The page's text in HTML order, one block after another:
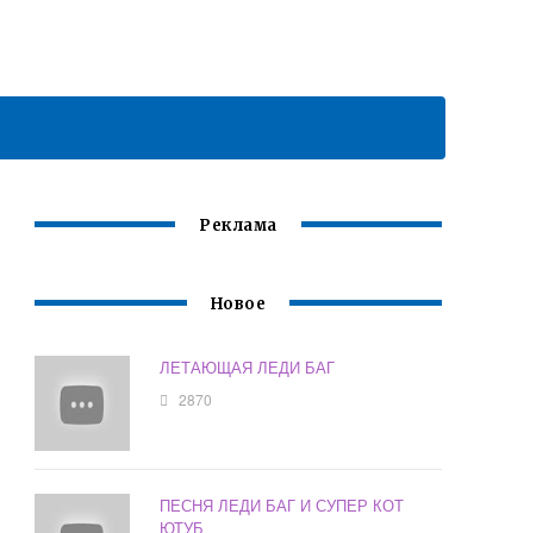
Реклама
Новое
ЛЕТАЮЩАЯ ЛЕДИ БАГ
2870
ПЕСНЯ ЛЕДИ БАГ И СУПЕР КОТ
ЮТУБ